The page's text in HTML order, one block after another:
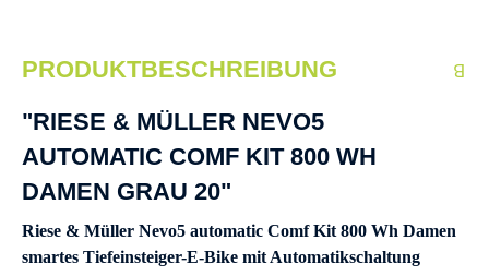
PRODUKTBESCHREIBUNG
"RIESE & MÜLLER NEVO5
AUTOMATIC COMF KIT 800 WH
DAMEN GRAU 20"
Riese & Müller Nevo5 automatic Comf Kit 800 Wh Damen
smartes Tiefeinsteiger-E-Bike mit Automatikschaltung